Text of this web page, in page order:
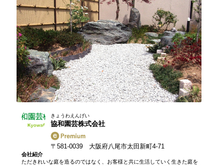
きょうわえんげい
協和園芸株式会社
〒581-0039 大阪府八尾市太田新町4-71
会社紹介
ただきれいな庭を造るのではなく、お客様と共に生活していく生きた庭を